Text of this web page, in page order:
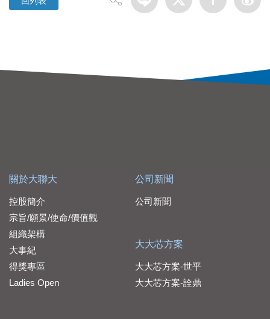
關於大聯大
控股簡介
宗旨/願景/使命/價值觀
組織架構
大事紀
得獎專區
Ladies Open
公司新聞
公司新聞
大大芯方案
大大芯方案-世平
大大芯方案-詮鼎